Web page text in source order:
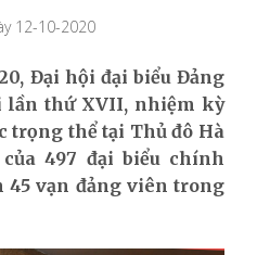
12-10-2020
Đại hội đại biểu Đảng
lần thứ XVII, nhiệm kỳ
trọng thể tại Thủ đô Hà
497 đại biểu chính
45 vạn đảng viên trong